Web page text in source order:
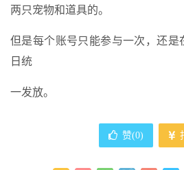
两只宠物和道具的。
但是每个账号只能参与一次，还是
日统
一发放。
赞(0)